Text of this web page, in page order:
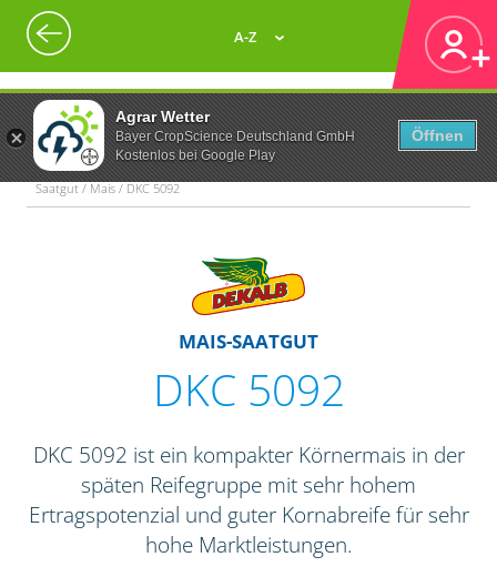
Agrar Wetter
Bayer CropScience Deutschland GmbH
Kostenlos bei Google Play
Öffnen
A-Z
Saatgut / Mais / DKC 5092
MAIS-SAATGUT
DKC 5092
DKC 5092 ist ein kompakter Körnermais in der
späten Reifegruppe mit sehr hohem
Ertragspotenzial und guter Kornabreife für sehr
hohe Marktleistungen.